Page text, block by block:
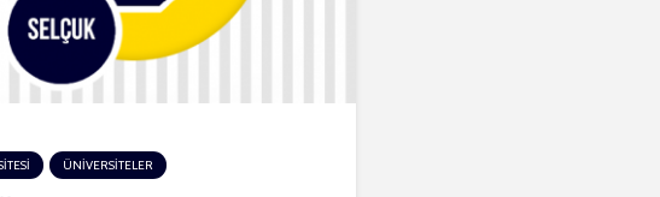
ÜNİVERSİTELER